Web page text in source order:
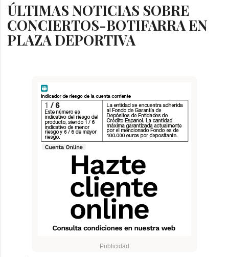
ÚLTIMAS NOTICIAS SOBRE
CONCIERTOS-BOTIFARRA EN
PLAZA DEPORTIVA